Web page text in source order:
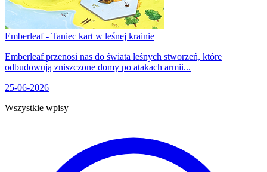
Emberleaf - Taniec kart w leśnej krainie
Emberleaf przenosi nas do świata leśnych stworzeń, które
odbudowują zniszczone domy po atakach armii...
25-06-2026
Wszystkie wpisy